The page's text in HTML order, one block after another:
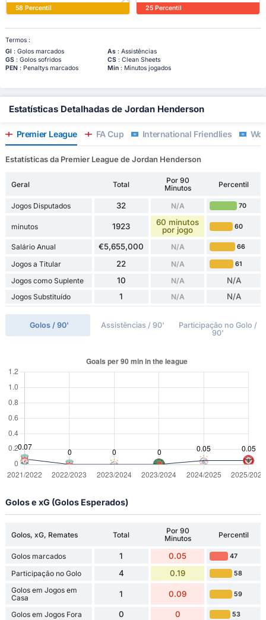
58 Percentil
25 Percentil
Termos :
Gl : Golos marcados As: Assistências
GS: Golos sofridos CS: Clean Sheets
PEN: Penaltys marcados Min: Minutos jogados
Estatísticas Detalhadas de Jordan Henderson
Premier League FA Cup International Friendlies
Estatísticas da Premier League de Jordan Henderson
Geral Total
Por 90
Minutos
Percentil
Jogos Disputados 32 N/A 70
minutos 1923
60 minutos
por jogo
60
Salário Anual €5,655,000 N/A 66
Jogos a Titular 22 N/A 61
Jogos como Suplente 10 N/A N/A
Jogos Substituído 1 N/A N/A
Golos / 90' Assistências / 90'
Participação no Golo /
90'
Golos e xG (Golos Esperados)
Golos, xG, Remates Total
Por 90
Minutos
Percentil
Golos marcados 1 0.05 47
Participação no Golo 4 0.19 58
Golos em Jogos em
Casa
1 0.09 59
Golos em Jogos Fora 0 0 53